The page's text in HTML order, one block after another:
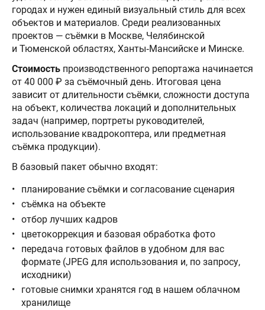
городах и нужен единый визуальный стиль для всех
объектов и материалов. Среди реализованных
проектов — съёмки в Москве, Челябинской
и Тюменской областях, Ханты‑Мансийске и Минске.
Стоимость производственного репортажа начинается
от 40 000 ₽ за съёмочный день. Итоговая цена
зависит от длительности съёмки, сложности доступа
на объект, количества локаций и дополнительных
задач (например, портреты руководителей,
использование квадрокоптера, или предметная
съёмка продукции).
В базовый пакет обычно входят:
планирование съёмки и согласование сценария
съёмка на объекте
отбор лучших кадров
цветокоррекция и базовая обработка фото
передача готовых файлов в удобном для вас
формате (JPEG для использования и, по запросу,
исходники)
готовые снимки хранятся год в нашем облачном
хранилище